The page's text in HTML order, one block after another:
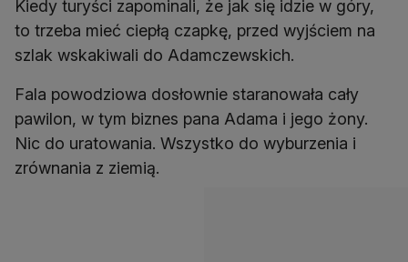
Kiedy turyści zapominali, że jak się idzie w góry,
to trzeba mieć ciepłą czapkę, przed wyjściem na
szlak wskakiwali do Adamczewskich.
Fala powodziowa dosłownie staranowała cały
pawilon, w tym biznes pana Adama i jego żony.
Nic do uratowania. Wszystko do wyburzenia i
zrównania z ziemią.